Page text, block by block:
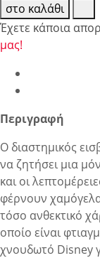
στο καλάθι
Έχετε κάποια
μας!
Περιγραφή
Ο διαστημικός
να ζητήσει μια
και οι
φέρνουν
τόσο ανθεκτικό
οποίο είναι
χνουδωτό Disney